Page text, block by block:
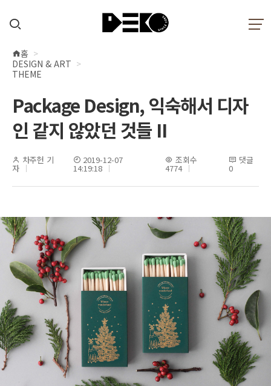
현
재
치
홈
DESIGN & ART
THEME
Package Design, 익숙해서 디자
인 같지 않았던 것들 II
차주헌 기
자
2019-12-07
14:19:18
조회수
4774
댓글
0